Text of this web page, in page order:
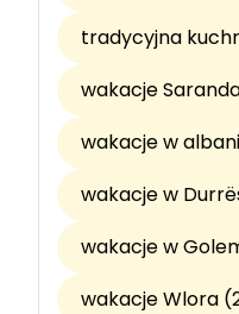
tradycyjna
wakacje
wakacje w
wakacje w
wakacje w
wakacje Wlora